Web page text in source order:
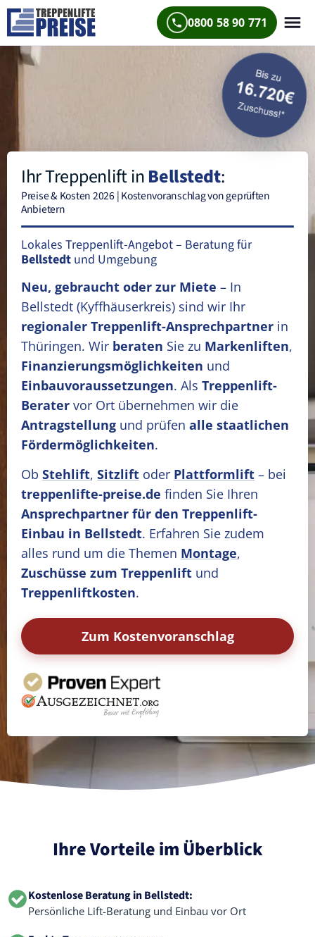
0800 58 90 771
Ihr Treppenlift inBellstedt:
Preise & Kosten 2026 | Kostenvoranschlag von geprüften
Anbietern
Lokales Treppenlift-Angebot – Beratung für
Bellstedt und Umgebung
Neu, gebraucht oder zur Miete – In
Bellstedt (Kyffhäuserkreis) sind wir Ihr
regionaler Treppenlift-Ansprechpartner in
Thüringen. Wir beraten Sie zu Markenliften,
Finanzierungsmöglichkeiten und
Einbauvoraussetzungen. Als Treppenlift-
Berater vor Ort übernehmen wir die
Antragstellung und prüfen alle staatlichen
Fördermöglichkeiten.
Ob Stehlift, Sitzlift oder Plattformlift – bei
treppenlifte-preise.de finden Sie Ihren
Ansprechpartner für den Treppenlift-
Einbau in Bellstedt. Erfahren Sie zudem
alles rund um die Themen Montage,
Zuschüsse zum Treppenlift und
Treppenliftkosten.
Zum Kostenvoranschlag
Ihre Vorteile im Überblick
Kostenlose Beratung in Bellstedt:
Persönliche Lift-Beratung und Einbau vor Ort